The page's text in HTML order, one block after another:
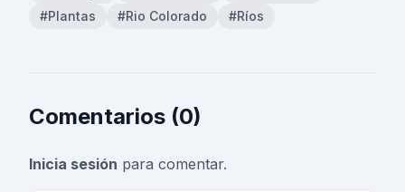
#Plantas
#Rio Colorado #Ríos
Comentarios (0)
Inicia sesión para comentar.